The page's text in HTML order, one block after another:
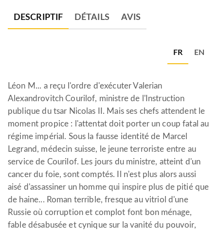
DESCRIPTIF DÉTAILS AVIS
FR EN
Léon M... a reçu l'ordre d'exécuter Valerian
Alexandrovitch Courilof, ministre de l'Instruction
publique du tsar Nicolas II. Mais ses chefs attendent le
moment propice : l'attentat doit porter un coup fatal au
régime impérial. Sous la fausse identité de Marcel
Legrand, médecin suisse, le jeune terroriste entre au
service de Courilof. Les jours du ministre, atteint d'un
cancer du foie, sont comptés. Il n'est plus alors aussi
aisé d'assassiner un homme qui inspire plus de pitié que
de haine... Roman terrible, fresque au vitriol d'une
Russie où corruption et complot font bon ménage,
fable désabusée et cynique sur la vanité du pouvoir,